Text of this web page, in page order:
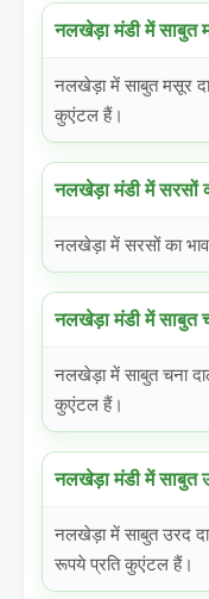
नलखेड़ा मंडी में साबुत
नलखेड़ा में साबुत मसूर
कुएंटल हैं।
नलखेड़ा मंडी में सरसों
नलखेड़ा में सरसों का
नलखेड़ा मंडी में साबुत
नलखेड़ा में साबुत चना
कुएंटल हैं।
नलखेड़ा मंडी में साबुत
नलखेड़ा में साबुत उरद
रूपये प्रति कुएंटल हैं।